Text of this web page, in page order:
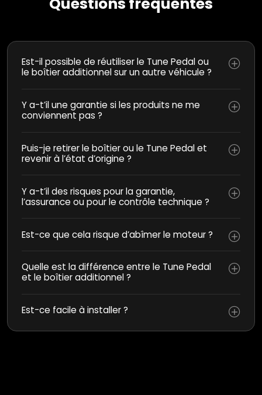
Est-il possible de réutiliser le Tune Pedal ou
le boîtier additionnel sur un autre véhicule ?
Y a-t’il une garantie si les produits ne me
conviennent pas ?
Puis-je retirer le boîtier ou le Tune Pedal et
revenir à l’état d’origine ?
Y a-t’il des risques pour la garantie,
l’assurance ou pour le contrôle technique ?
Est-ce que cela risque d’abîmer le moteur ?
Quelle est la différence entre le Tune Pedal
et le boîtier additionnel ?
Est-ce facile à installer ?